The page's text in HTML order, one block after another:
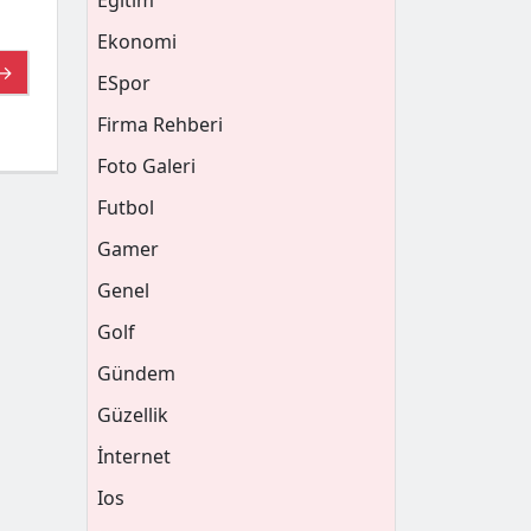
Ekonomi
ESpor
Firma Rehberi
Foto Galeri
Futbol
Gamer
Genel
Golf
Gündem
Güzellik
İnternet
Ios